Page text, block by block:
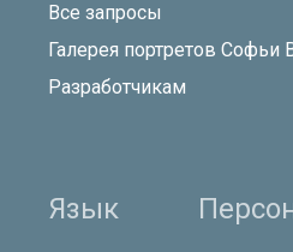
Все запросы
Галерея портретов Софьи
Разработчикам
Язык